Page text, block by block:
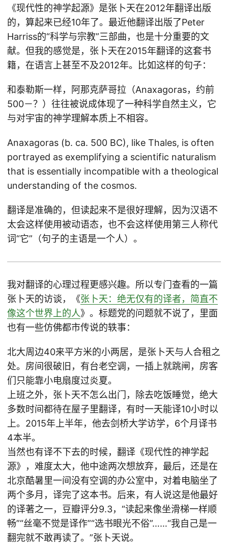
《现代性的神学起源》是张卜天在2012年翻译出版
的，算起来已经10年了。最近他翻译出版了Peter
Harriss的“科学与宗教”三部曲，也是十分重要的文
献。但我的感觉是，张卜天在2015年翻译的这套书
籍，在语言上甚至不及2012年。比如这样的句子：
和泰勒斯一样，阿那克萨哥拉（Anaxagoras，约前
500－？）往往被说成体现了一种科学自然主义，它
与对宇宙的神学理解本质上不相容。
Anaxagoras (b. ca. 500 BC), like Thales, is often
portrayed as exemplifying a scientific naturalism
that is essentially incompatible with a theological
understanding of the cosmos.
翻译是准确的，但读起来不是很好理解，因为汉语不
太会这样使用被动语态，也不会这样使用第三人称代
词“它”（句子的主语是一个人）。
我对翻译的心理过程更感兴趣。所以专门查看的一篇
张卜天的访谈，《张卜天：绝无仅有的译者，简直不
像这个世界上的人》。标题党的问题就不说了，里面
也有一些仿佛都市传说的轶事：
北大周边40来平方米的小两居，是张卜天与人合租之
处。房间很破旧，有台老空调，一插上就跳闸，房客
们只能靠小电扇度过炎夏。
上班之外，张卜天不怎么出门，除去吃饭睡觉，绝大
多数时间都待在屋子里翻译，有时一天能译10小时以
上。2015年上半年，他去剑桥大学访学，6个月译书
4本半。
当然也有译不下去的时候，翻译《现代性的神学起
源》，难度太大，他中途两次想放弃，最后，还是在
北京酷暑里一间没有空调的办公室中，对着电脑坐了
两个多月，译完了这本书。后来，有人说这是他最好
的译著之一，豆瓣评分9.3，“读起来像坐滑梯一样顺
畅”“丝毫不觉是译作”“选书眼光不俗”……“我自己是一
翻完就不敢再读了。”张卜天说。